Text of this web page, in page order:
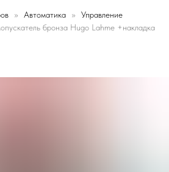
Автоматика
Управление
бронза Hugo Lahme +накладка